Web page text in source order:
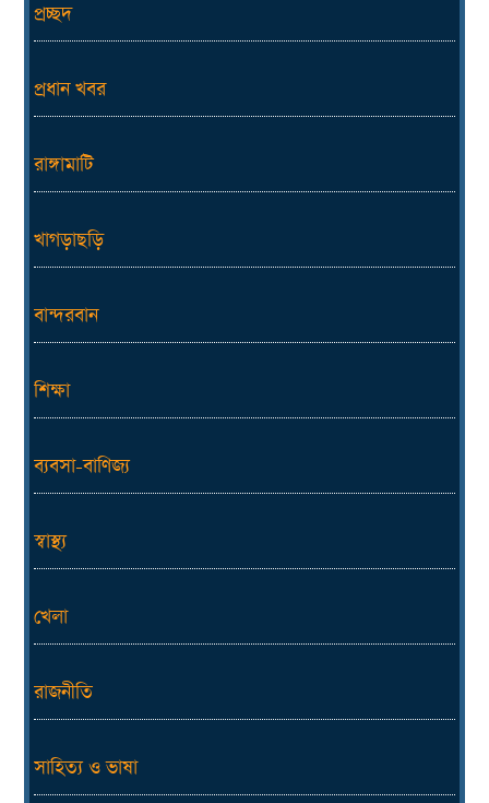
প্রচ্ছদ
প্রধান খবর
রাঙ্গামাটি
খাগড়াছড়ি
বান্দরবান
শিক্ষা
ব্যবসা-বাণিজ্য
স্বাস্থ্য
খেলা
রাজনীতি
সাহিত্য ও ভাষা